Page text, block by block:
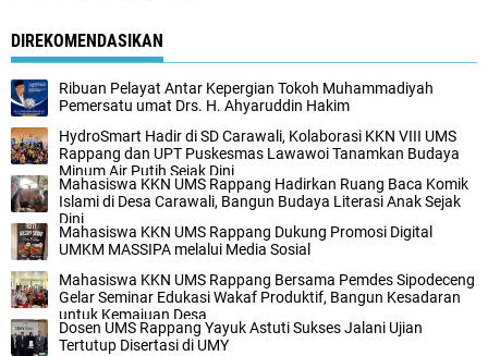
DIREKOMENDASIKAN
Ribuan Pelayat Antar Kepergian Tokoh Muhammadiyah
Pemersatu umat Drs. H. Ahyaruddin Hakim
HydroSmart Hadir di SD Carawali, Kolaborasi KKN VIII UMS
Rappang dan UPT Puskesmas Lawawoi Tanamkan Budaya
Minum Air Putih Sejak Dini
Mahasiswa KKN UMS Rappang Hadirkan Ruang Baca Komik
Islami di Desa Carawali, Bangun Budaya Literasi Anak Sejak
Dini
Mahasiswa KKN UMS Rappang Dukung Promosi Digital
UMKM MASSIPA melalui Media Sosial
Mahasiswa KKN UMS Rappang Bersama Pemdes Sipodeceng
Gelar Seminar Edukasi Wakaf Produktif, Bangun Kesadaran
untuk Kemajuan Desa
Dosen UMS Rappang Yayuk Astuti Sukses Jalani Ujian
Tertutup Disertasi di UMY